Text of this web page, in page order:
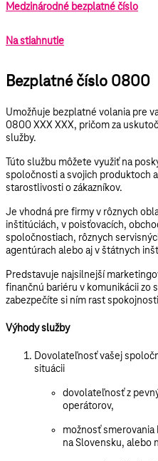
Medzinárodné bezplatné číslo
Na stiahnutie
Bezplatné číslo 0800
Umožňuje bezplatné volania pre
0800 XXX XXX, pričom za
služby.
Túto službu môžete využiť na
spoločnosti a svojich produktoch
starostlivosti o zákazníkov.
Je vhodná pre firmy v rôznych
inštitúciách, v poisťovacích,
spoločnostiach, rôznych
agentúrach alebo aj v štátnych
Predstavuje najsilnejší
finančnú bariéru v komunikácii zo
zabezpečíte si ním rast
Výhody služby
Dovolateľnosť vašej
situácii
dovolateľnosť z
operátorov,
možnosť
na Slovensku, alebo